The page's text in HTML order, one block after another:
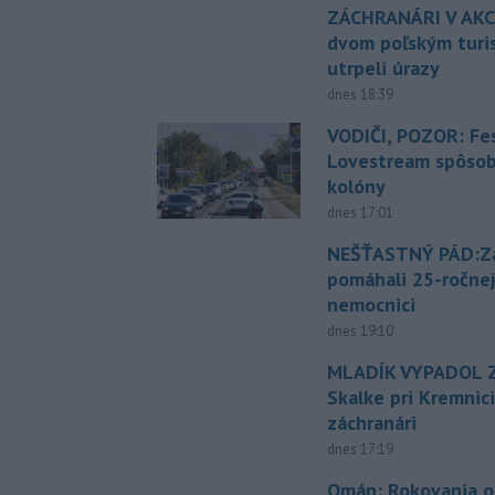
ZÁCHRANÁRI V
dvom poľským
utrpeli úrazy
dnes 18:39
VODIČI, POZOR:
Lovestream
kolóny
dnes 17:01
NEŠŤASTNÝ
pomáhali 25-
nemocnici
dnes 19:10
MLADÍK VYPADOL
Skalke pri
záchranári
dnes 17:19
Omán: Rokovania